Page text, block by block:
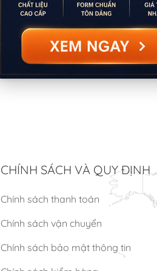
CHÍNH SÁCH VÀ QUY ĐỊNH
Chính sách thanh toán
Chính sách vận chuyển
Chính sách bảo mật thông tin